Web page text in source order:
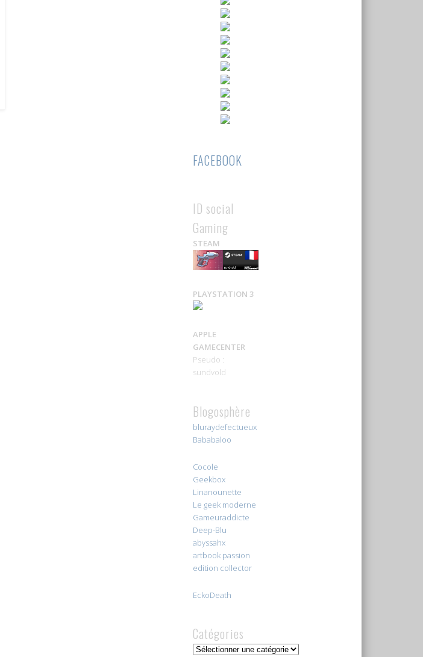
FACEBOOK
ID social
Gaming
STEAM
PLAYSTATION 3
APPLE
GAMECENTER
Pseudo :
sundvold
Blogosphère
bluraydefectueux
Bababaloo
Cocole
Geekbox
Linanounette
Le geek moderne
Gameuraddicte
Deep-Blu
abyssahx
artbook passion
edition collector
EckoDeath
Catégories
Catégories